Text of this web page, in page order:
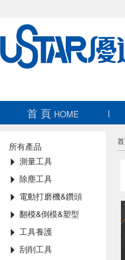
首 頁 HOME
所有產品
測量工具
除塵工具
電動打磨機&鑽頭
翻模&倒模&塑型
工具養護
刮削工具